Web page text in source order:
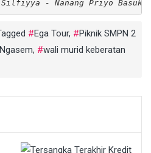
- Nanang Priyo Basuki
Ega Tour,
Piknik SMPN 2
,
wali murid keberatan